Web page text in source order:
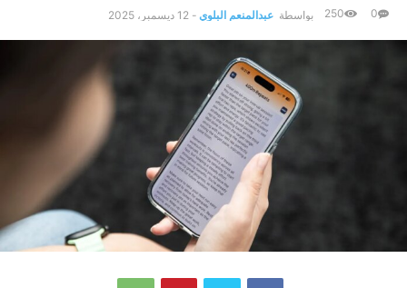
بواسطة عبدالمنعم البلوي - 12 ديسمبر، 2025 0
250